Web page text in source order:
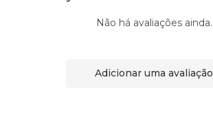
Não há avaliações ainda.
Adicionar uma avaliação